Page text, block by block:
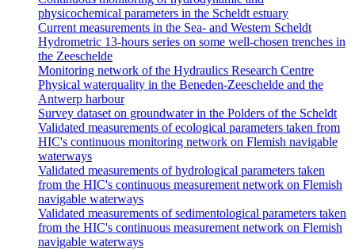
physicochemical parameters in the Scheldt estuary
Current measurements in the Sea- and Western Scheldt
Hydrometric 13-hours series on some well-chosen trenches in
the Zeeschelde
Monitoring network of the Hydraulics Research Centre
Physical waterquality in the Beneden-Zeeschelde and the
Antwerp harbour
Survey dataset on groundwater in the Polders of the Scheldt
Validated measurements of ecological parameters taken from
HIC's continuous monitoring network on Flemish navigable
waterways
Validated measurements of hydrological parameters taken
from the HIC's continuous measurement network on Flemish
navigable waterways
Validated measurements of sedimentological parameters taken
from the HIC's continuous measurement network on Flemish
navigable waterways